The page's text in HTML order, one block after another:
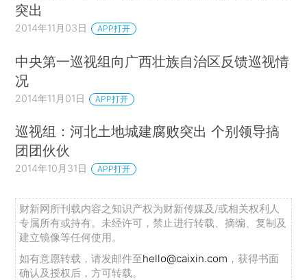
突出
2014年11月03日 APP打开
中央第一巡视组向广西壮族自治区反馈巡视情
况
2014年11月01日 APP打开
巡视组：河北土地城建腐败突出 个别领导搞
团团伙伙
2014年10月31日 APP打开
财新网所刊载内容之知识产权为财新传媒及/或相关权利人
专属所有或持有。未经许可，禁止进行转载、摘编、复制及
建立镜像等任何使用。
如有意愿转载，请发邮件至hello@caixin.com ，获得书面
确认及授权后，方可转载。